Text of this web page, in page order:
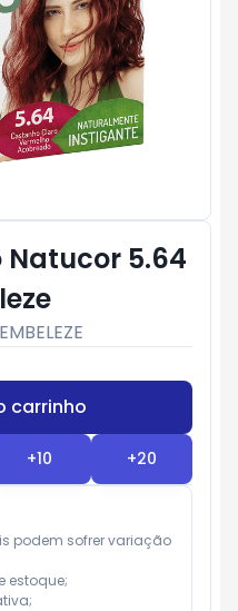
Natucor 5.64
EMBELEZE
carrinho
+10 +20
podem sofrer variação
estoque;